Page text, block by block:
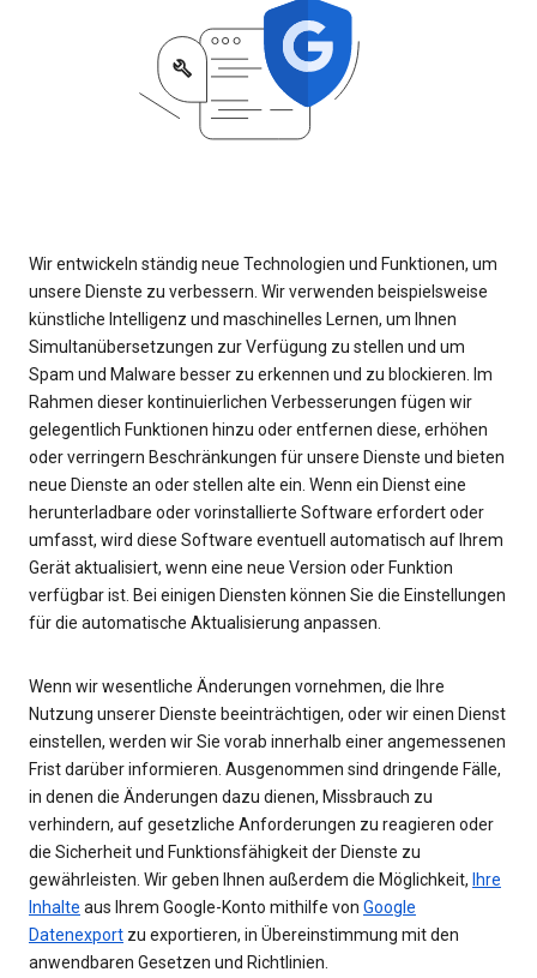
Wir entwickeln ständig neue Technologien und Funktionen, um
unsere Dienste zu verbessern. Wir verwenden beispielsweise
künstliche Intelligenz und maschinelles Lernen, um Ihnen
Simultanübersetzungen zur Verfügung zu stellen und um
Spam und Malware besser zu erkennen und zu blockieren. Im
Rahmen dieser kontinuierlichen Verbesserungen fügen wir
gelegentlich Funktionen hinzu oder entfernen diese, erhöhen
oder verringern Beschränkungen für unsere Dienste und bieten
neue Dienste an oder stellen alte ein. Wenn ein Dienst eine
herunterladbare oder vorinstallierte Software erfordert oder
umfasst, wird diese Software eventuell automatisch auf Ihrem
Gerät aktualisiert, wenn eine neue Version oder Funktion
verfügbar ist. Bei einigen Diensten können Sie die Einstellungen
für die automatische Aktualisierung anpassen.
Wenn wir wesentliche Änderungen vornehmen, die Ihre
Nutzung unserer Dienste beeinträchtigen, oder wir einen Dienst
einstellen, werden wir Sie vorab innerhalb einer angemessenen
Frist darüber informieren. Ausgenommen sind dringende Fälle,
in denen die Änderungen dazu dienen, Missbrauch zu
verhindern, auf gesetzliche Anforderungen zu reagieren oder
die Sicherheit und Funktionsfähigkeit der Dienste zu
gewährleisten. Wir geben Ihnen außerdem die Möglichkeit, Ihre
Inhalte aus Ihrem Google-Konto mithilfe von Google
Datenexport zu exportieren, in Übereinstimmung mit den
anwendbaren Gesetzen und Richtlinien.